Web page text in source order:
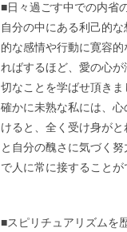
■日々過ごす中での内省
自分の中にある利己的
的な感情や行動に寛容
ればするほど、愛の心
切なことを学ばせ頂きま
確かに未熟な私には、
けると、全く受け身が
と自分の醜さに気づく
で人に常に接することが
■スピリチュアリズムを